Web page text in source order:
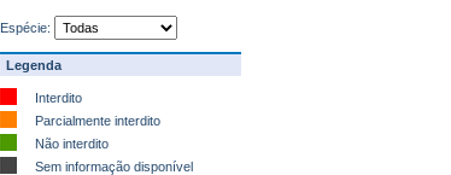
Espécie:
Legenda
Interdito
Parcialmente interdito
Não interdito
Sem informação disponível